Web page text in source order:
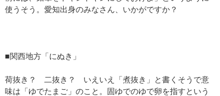
使うそう。愛知出身のみなさん、いかがですか？
■関西地方「にぬき」
荷抜き？ 二抜き？ いえいえ「煮抜き」と書くそうで意
味は「ゆでたまご」のこと。固ゆでのゆで卵を指すという